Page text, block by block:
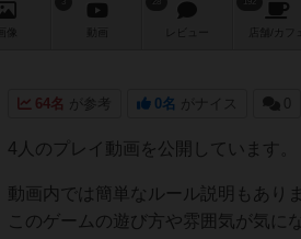
画像 レビュー 店舗/ カフェ
64名 が参考 0名 がナイス 0
4人のプレイ動画を公開しています。
動画内では簡単なルール説明もあり
このゲームの遊び方や雰囲気が気に